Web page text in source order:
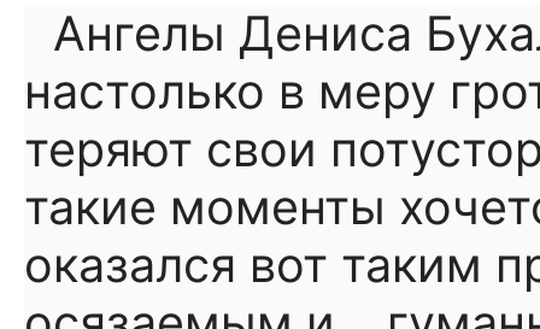
Ангелы Дениса
настолько в меру
теряют свои
такие моменты
оказался вот таким